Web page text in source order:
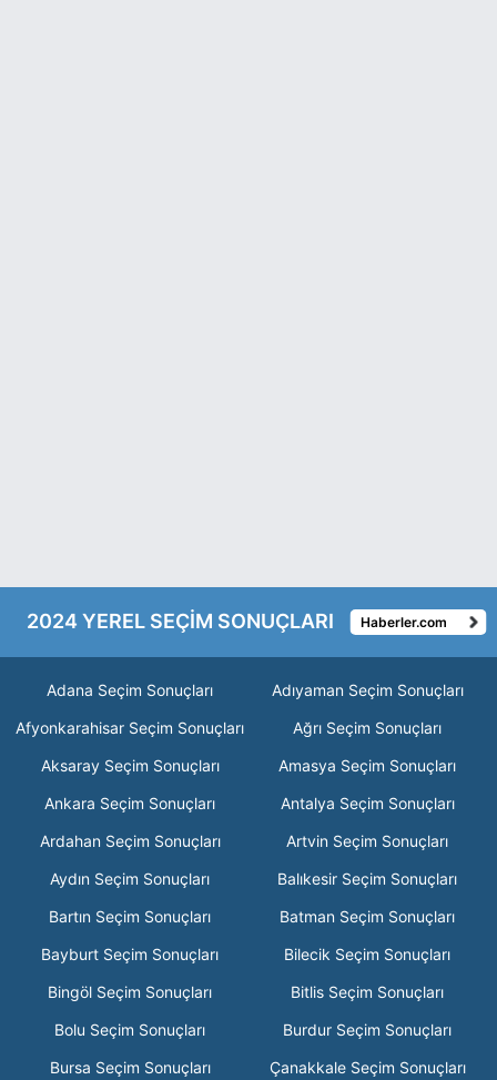
2024 YEREL SEÇİM SONUÇLARI Haberler.com
Adana Seçim Sonuçları
Adıyaman Seçim Sonuçları
Afyonkarahisar Seçim Sonuçları
Ağrı Seçim Sonuçları
Aksaray Seçim Sonuçları
Amasya Seçim Sonuçları
Ankara Seçim Sonuçları
Antalya Seçim Sonuçları
Ardahan Seçim Sonuçları
Artvin Seçim Sonuçları
Aydın Seçim Sonuçları
Balıkesir Seçim Sonuçları
Bartın Seçim Sonuçları
Batman Seçim Sonuçları
Bayburt Seçim Sonuçları
Bilecik Seçim Sonuçları
Bingöl Seçim Sonuçları
Bitlis Seçim Sonuçları
Bolu Seçim Sonuçları
Burdur Seçim Sonuçları
Bursa Seçim Sonuçları
Çanakkale Seçim Sonuçları